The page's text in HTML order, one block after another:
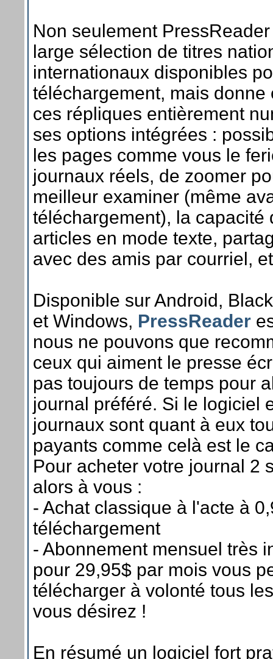
Non seulement
large sélection de titres
internationaux disponibles
téléchargement, mais donne
ces répliques entièrement
ses options intégrées :
les pages comme vous le
journaux réels, de zoomer
meilleur examiner (même
téléchargement), la capacité
articles en mode texte,
avec des amis par courriel,
Disponible sur Android,
et Windows, PressReader
nous ne pouvons que
ceux qui aiment le presse
pas toujours de temps pour
journal préféré. Si le logiciel
journaux sont quant à eux
payants comme celà est le
Pour acheter votre journal 2
alors à vous :
- Achat classique à l'acte à
téléchargement
- Abonnement mensuel très
pour 29,95$ par mois vous
télécharger à volonté tous
vous désirez !
En résumé un logiciel fort